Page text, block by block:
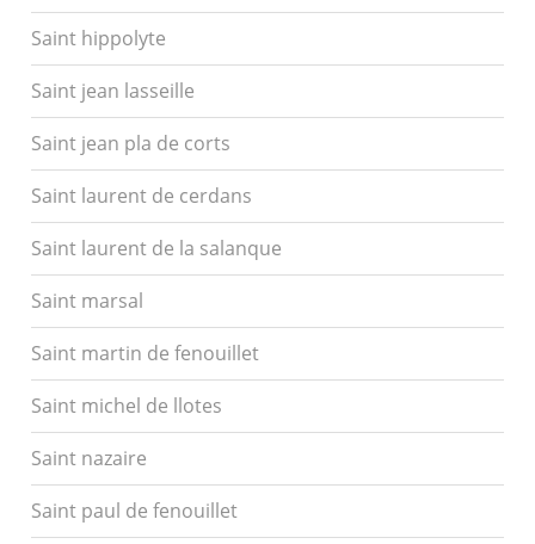
Saint hippolyte
Saint jean lasseille
Saint jean pla de corts
Saint laurent de cerdans
Saint laurent de la salanque
Saint marsal
Saint martin de fenouillet
Saint michel de llotes
Saint nazaire
Saint paul de fenouillet